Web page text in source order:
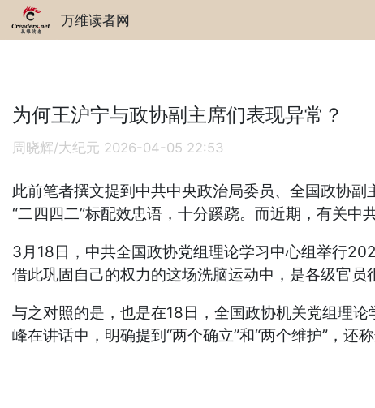
万维读者网
为何王沪宁与政协副主席们表现异常？
周晓辉/大纪元 2026-04-05 22:53
此前笔者撰文提到中共中央政治局委员、全国政协
“二四四二”标配效忠语，十分蹊跷。而近期，有关
3月18日，中共全国政协党组理论学习中心组举行
借此巩固自己的权力的这场洗脑运动中，是各级官员
与之对照的是，也是在18日，全国政协机关党组理
峰在讲话中，明确提到“两个确立”和“两个维护”，还